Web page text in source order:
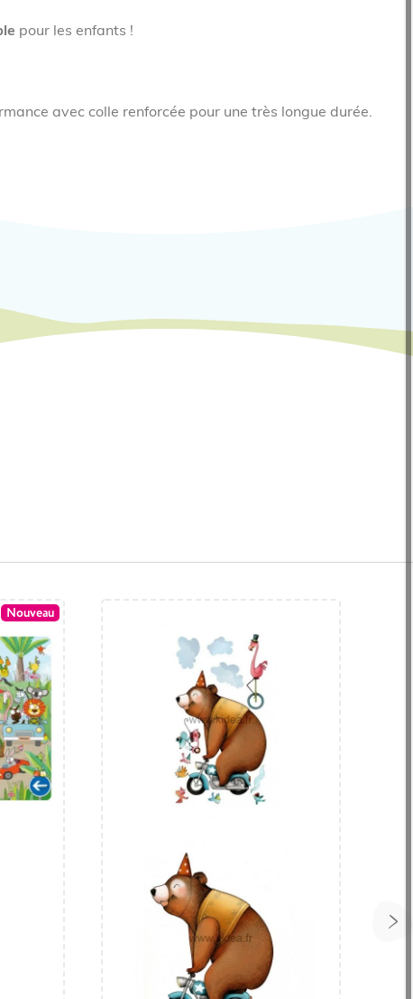
pour les enfants !
avec colle renforcée pour une très longue durée.
Nouveau